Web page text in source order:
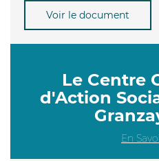
Voir le document
Le Centre
d'Action
En